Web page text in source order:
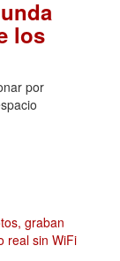
los
por